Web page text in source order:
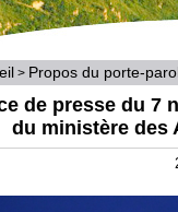
> Propos du porte-
de presse du 7
du ministère des